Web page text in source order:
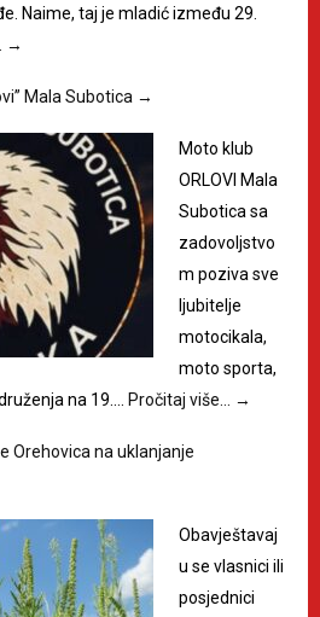
Naime, taj je mladić između 29.
→
Mala Subotica →
Moto klub
ORLOVI Mala
Subotica sa
zadovoljstvo
m poziva sve
ljubitelje
motocikala,
moto sporta,
na 19.…
Pročitaj više… →
Orehovica na uklanjanje
Obavještavaj
u se vlasnici ili
posjednici